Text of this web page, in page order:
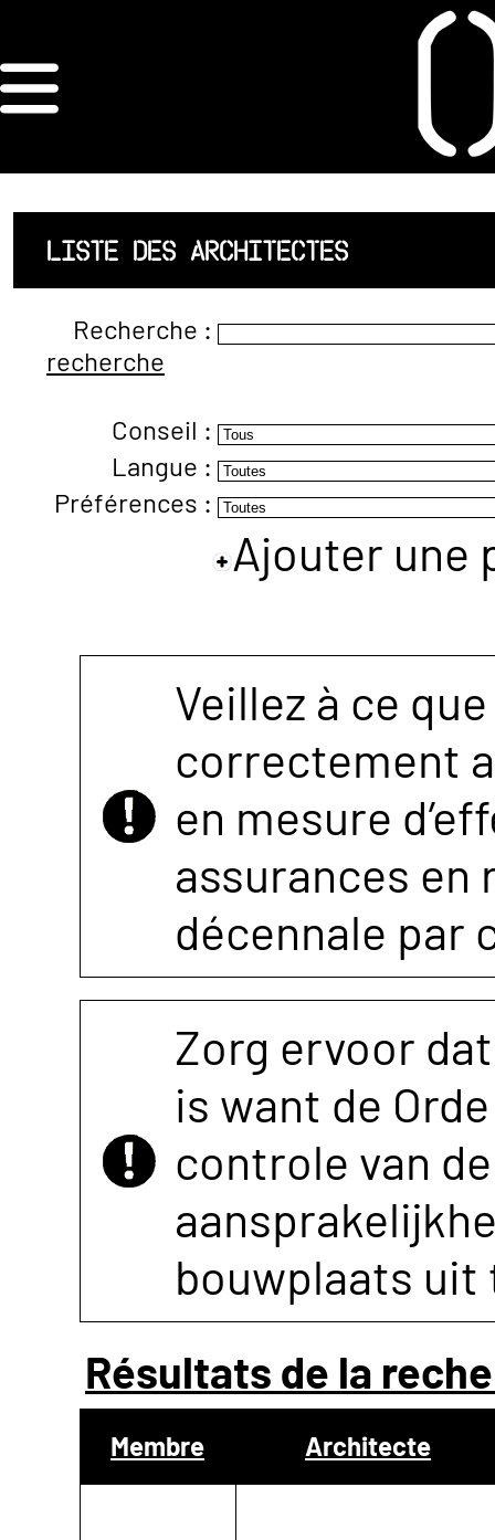
ORDRE DES
ARCHITECTES
ACCUEIL
LISTE DES
ARCHITECTES
JURISPRUDENCE
ANNEXE 4 CODT
LISTE DES ARCHITECTES
Recherche :
recherche
Conseil :
Langue :
Préférences :
Ajouter une
Veillez à ce
correctement
en mesure
assurances
décennale par
Zorg ervoor
is want de
controle van
bouwplaats uit
Résultats de la
Membre Architecte